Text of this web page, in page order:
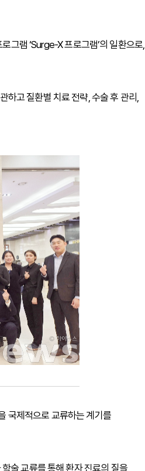
그램 ‘Surge-X 프로그램’의 일환으로,
하고 질환별 치료 전략, 수술 후 관리,
국제적으로 교류하는 계기를
술 교류를 통해 환자 진료의 질을